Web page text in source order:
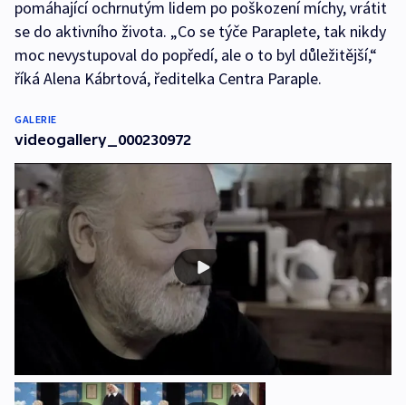
pomáhající ochrnutým lidem po poškození míchy, vrátit
se do aktivního života. „Co se týče Paraplete, tak nikdy
moc nevystupoval do popředí, ale o to byl důležitější,“
říká Alena Kábrtová, ředitelka Centra Paraple.
GALERIE
videogallery_000230972